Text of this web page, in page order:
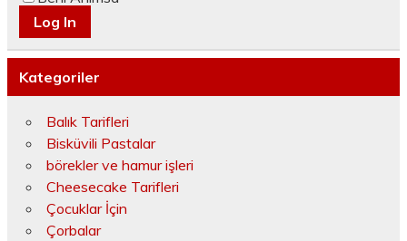
Kategoriler
Balık Tarifleri
Bisküvili Pastalar
börekler ve hamur işleri
Cheesecake Tarifleri
Çocuklar İçin
Çorbalar